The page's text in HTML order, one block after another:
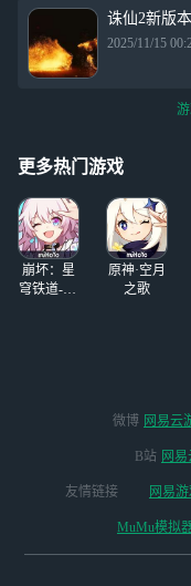
诛仙2新版
2025/11/15
更多热门游戏
崩坏：星
穹铁道-4.4
原神·空月
之歌
微博 网易云
B站 网
友情链接 网易
MuMu模拟